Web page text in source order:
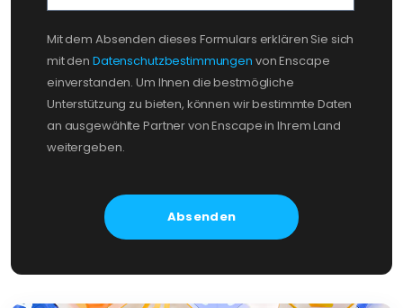
Mit dem Absenden dieses Formulars erklären Sie sich
mit den Datenschutzbestimmungen von Enscape
einverstanden. Um Ihnen die bestmögliche
Unterstützung zu bieten, können wir bestimmte Daten
an ausgewählte Partner von Enscape in Ihrem Land
weitergeben.